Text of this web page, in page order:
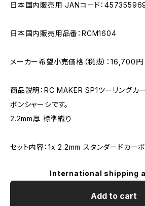
日本国内販売用 JANコード：
日本国内販売用品番：RCM1604
メーカー希望小売価格（税抜）：16,700円
商品説明：RC MAKER SP1ツーリングカ
ボンシャーシです。
2.2mm厚 標準織り
セット内容：1x 2.2mm スタンダードカー
International shipping
Add to cart